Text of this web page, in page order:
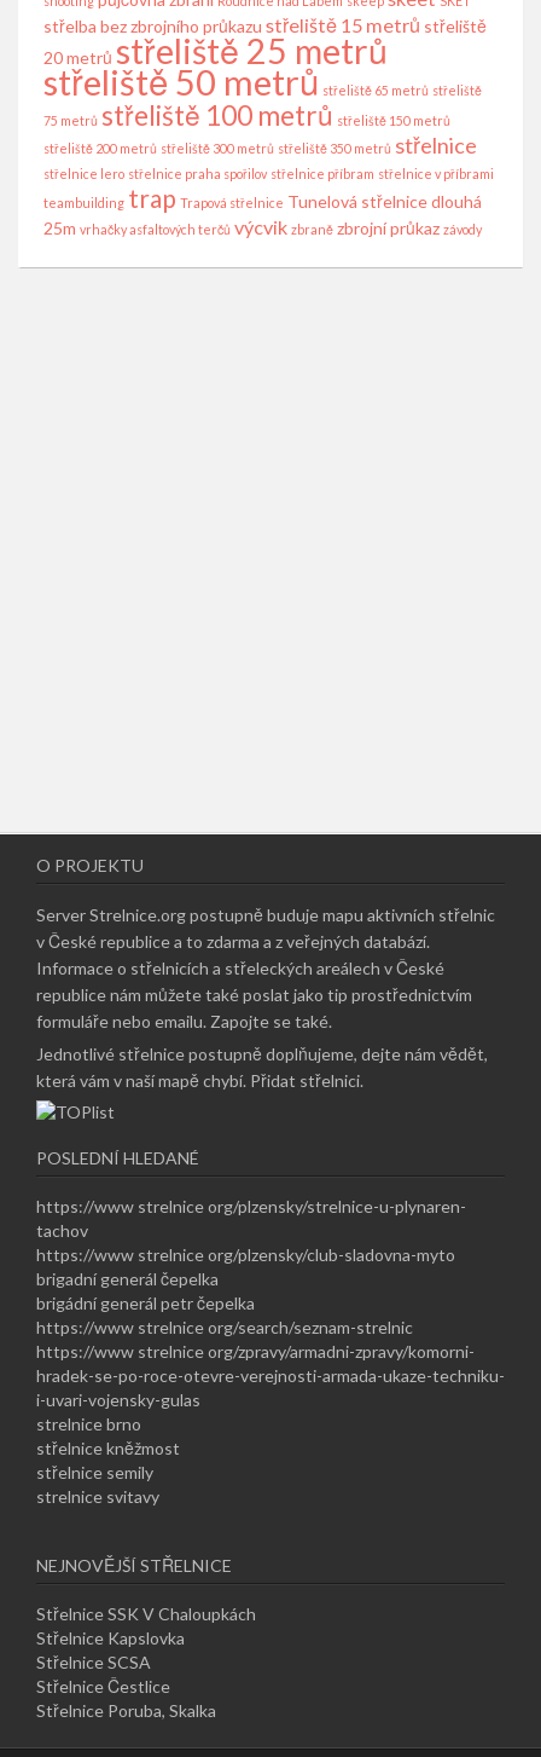
střelba bez zbrojního průkazu střeliště 15 metrů střeliště
20 metrů střeliště 25 metrů
střeliště 50 metrů střeliště 65 metrů střeliště
75 metrů střeliště 100 metrů střeliště 150 metrů
střeliště 200 metrů střeliště 300 metrů střeliště 350 metrů střelnice
střelnice lero střelnice praha spořilov střelnice příbram střelnice v příbrami
teambuilding trap Trapová střelnice Tunelová střelnice dlouhá
25m vrhačky asfaltových terčů výcvik zbraně zbrojní průkaz závody
O PROJEKTU
Server Strelnice.org postupně buduje mapu aktivních střelnic
v České republice a to zdarma a z veřejných databází.
Informace o střelnicích a střeleckých areálech v České
republice nám můžete také poslat jako tip prostřednictvím
formuláře nebo emailu.Zapojte se také.
Jednotlivé střelnice postupně doplňujeme, dejte nám vědět,
která vám v naší mapě chybí. Přidat střelnici.
POSLEDNÍ HLEDANÉ
https://www strelnice org/plzensky/strelnice-u-plynaren-
tachov
https://www strelnice org/plzensky/club-sladovna-myto
brigadní generál čepelka
brigádní generál petr čepelka
https://www strelnice org/search/seznam-strelnic
https://www strelnice org/zpravy/armadni-zpravy/komorni-
hradek-se-po-roce-otevre-verejnosti-armada-ukaze-techniku-
i-uvari-vojensky-gulas
strelnice brno
střelnice kněžmost
střelnice semily
strelnice svitavy
NEJNOVĚJŠÍ STŘELNICE
Střelnice SSK V Chaloupkách
Střelnice Kapslovka
Střelnice SCSA
Střelnice Čestlice
Střelnice Poruba, Skalka